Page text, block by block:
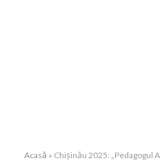
Acasă » Chișinău 2025: „Pedagogul